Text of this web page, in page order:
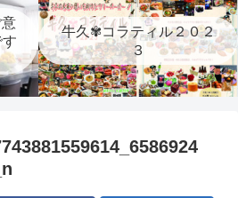
牛久✾コラティル２０２
３